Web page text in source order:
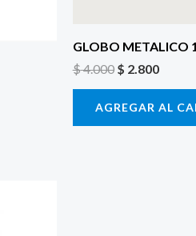
GLOBO METALICO
$4.000 $ 2.800
AGREGAR AL